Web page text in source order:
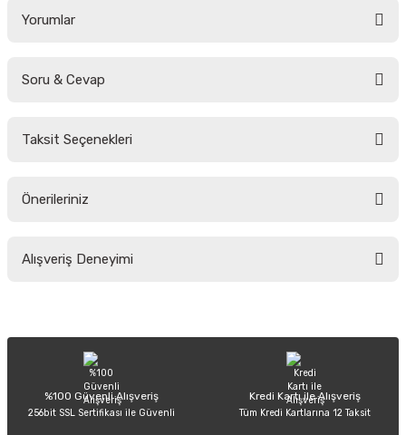
Yorumlar
Soru & Cevap
Taksit Seçenekleri
Önerileriniz
yetersiz gördüğünüz noktaları öneri formunu kullanarak tarafımıza
Ürün açıklamasında eksik bilgiler bulunuyor.
Ürün bilgilerinde hatalar bulunuyor.
Ürün fiyatı diğer sitelerden daha pahalı.
Alışveriş Deneyimi
Sitemize ilk yorumu siz yapın!
%100 Güvenli Alışveriş
256bit SSL Sertifikası ile Güvenli
Kredi Kartı ile Alışveriş
Tüm Kredi Kartlarına 12 Taksit